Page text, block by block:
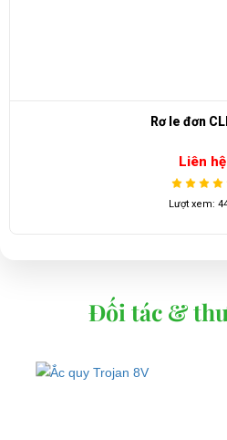
Rơ le đơn
Liên hệ
Lượt xem:
Đối tác &